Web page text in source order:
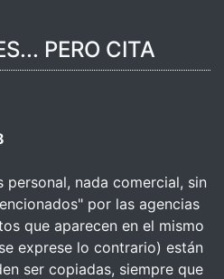
PERO CITA
personal, nada comercial, sin
por las agencias
que aparecen en el mismo
exprese lo contrario) están
ser copiadas, siempre que